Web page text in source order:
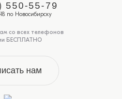
550-55-79
по Новосибирску
со всех телефонов
БЕСПЛАТНО
нам